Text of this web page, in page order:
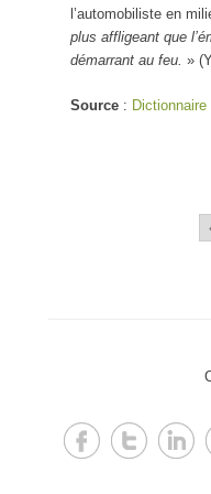
l’automobiliste en
plus affligeant que
démarrant au feu. »
Source :